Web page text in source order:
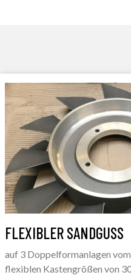
FLEXIBLER SANDGUSS
auf 3 Doppelformanlagen
flexiblen Kastengrößen von